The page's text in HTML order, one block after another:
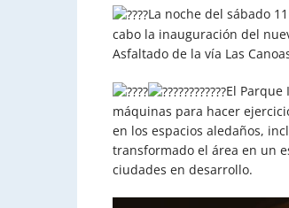
La noche del sábado
cabo la inauguración del
Asfaltado de la vía Las
El
máquinas para hacer
en los espacios aledaños,
transformado el área en un
ciudades en desarrollo.